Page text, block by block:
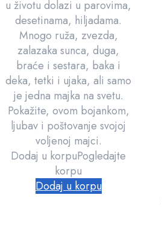
u životu dolazi u parovima,
desetinama, hiljadama.
Mnogo ruža, zvezda,
zalazaka sunca, duga,
braće i sestara, baka i
deka, tetki i ujaka, ali samo
je jedna majka na svetu.
Pokažite, ovom bojankom,
ljubav i poštovanje svojoj
voljenoj majci.
Dodaj u korpuPogledajte
korpu
Dodaj u korpu